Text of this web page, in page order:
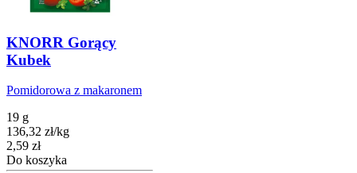
KNORR Gorący
Kubek
Pomidorowa z makaronem
19 g
136,32 zł/kg
Cena
2,59 zł
Do koszyka